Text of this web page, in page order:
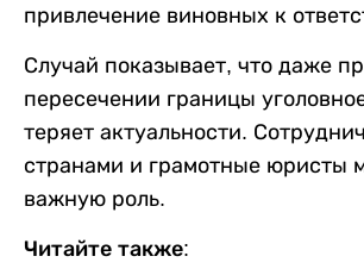
привлечение виновных к
Случай показывает, что даже
пересечении границы
теряет актуальности.
странами и грамотные юристы
важную роль.
Читайте также: